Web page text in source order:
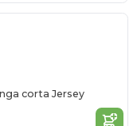
corta Jersey